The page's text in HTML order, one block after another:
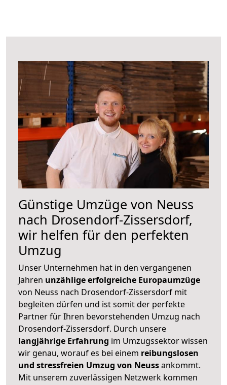
Günstige Umzüge von Neuss
nach Drosendorf-Zissersdorf,
wir helfen für den perfekten
Umzug
Unser Unternehmen hat in den vergangenen
Jahren unzählige erfolgreiche Europaumzüge
von Neuss nach Drosendorf-Zissersdorf mit
begleiten dürfen und ist somit der perfekte
Partner für Ihren bevorstehenden Umzug nach
Drosendorf-Zissersdorf. Durch unsere
langjährige Erfahrung im Umzugssektor wissen
wir genau, worauf es bei einem reibungslosen
und stressfreien Umzug von Neussankommt.
Mit unserem zuverlässigen Netzwerk kommen